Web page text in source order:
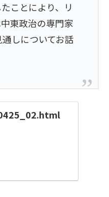
ことにより、リ
東政治の専門家
しについてお話